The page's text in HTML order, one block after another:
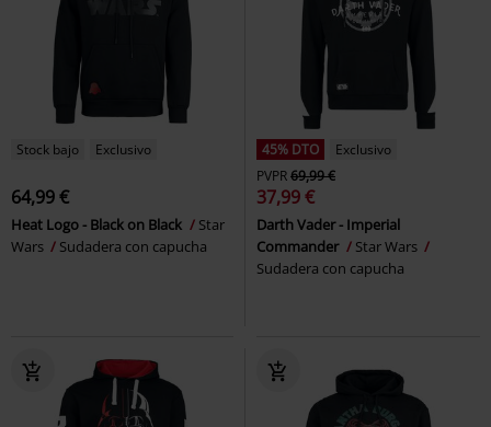
Stock bajo Exclusivo
64,99 €
Heat Logo - Black on Black
Star
Wars
Sudadera con capucha
45% DTO
Exclusivo
PVPR69,99 €
37,99 €
Darth Vader - Imperial
Commander
Star Wars
Sudadera con capucha